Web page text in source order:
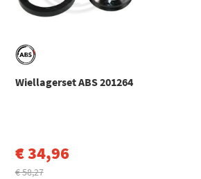
Binnendiameter 2 [mm]
Saab
Saab
99 Combi Coupe (1968 - 1987)
Toon meer
Wiellagerset ABS 201264
€ 34,96
€ 58,27